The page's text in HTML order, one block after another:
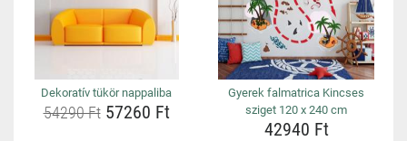
Dekoratív tükör nappaliba
54290 Ft57260 Ft
Gyerek falmatrica Kincses
sziget 120 x 240 cm
42940 Ft